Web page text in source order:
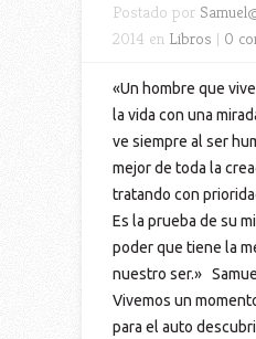
Postado por
2014 en Libros | 0
«Un hombre que
la vida con una
ve siempre al ser
mejor de toda la
tratando con
Es la prueba de su
poder que tiene la
nuestro ser.»
Vivemos un
para el auto